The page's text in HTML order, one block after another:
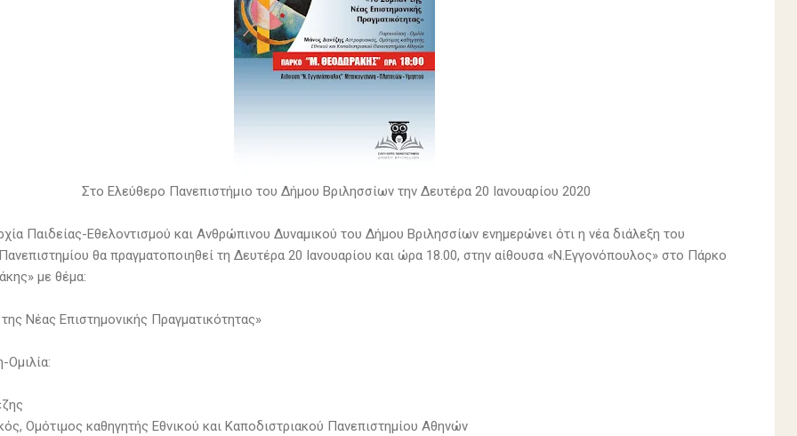
Στο Ελεύθερο Πανεπιστήμιο του Δήμου Βριλησσίων την Δευτέρα 20 Ιανουαρίου 2020
Παιδείας-Εθελοντισμού και Ανθρώπινου Δυναμικού του Δήμου Βριλησσίων ενημερώνει ότι η νέα διάλεξη του
θα πραγματοποιηθεί τη Δευτέρα 20 Ιανουαρίου και ώρα 18.00, στην αίθουσα «Ν.Εγγονόπουλος» στο Πάρκο
με θέμα:
Νέας Επιστημονικής Πραγματικότητας»
Ομιλία:
Ομότιμος καθηγητής Εθνικού και Καποδιστριακού Πανεπιστημίου Αθηνών